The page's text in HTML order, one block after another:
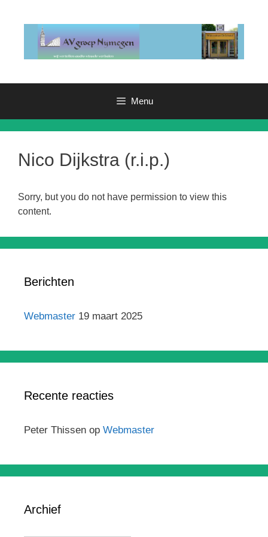
Menu
Nico Dijkstra (r.i.p.)
Sorry, but you do not have permission to view this
content.
Berichten
Webmaster 19 maart 2025
Recente reacties
Peter Thissen op Webmaster
Archief